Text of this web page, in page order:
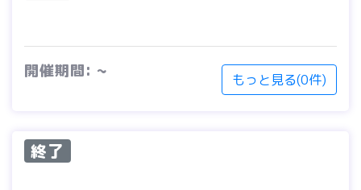
開催期間: ~ もっと見る(0件)
終了